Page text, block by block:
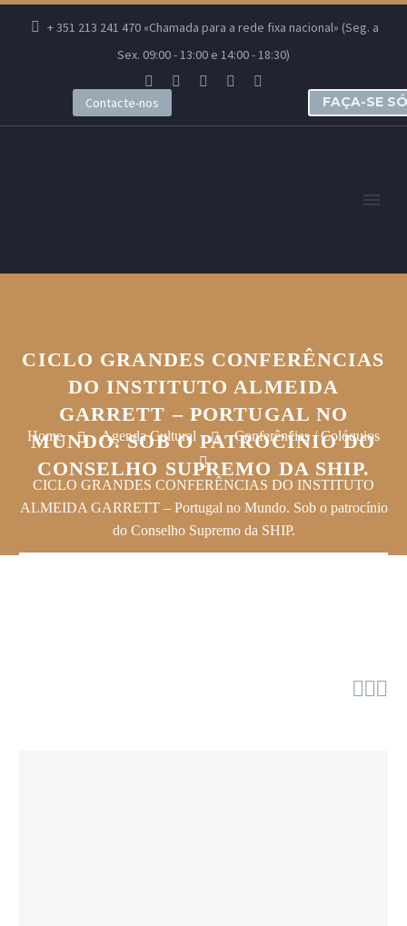
+ 351 213 241 470 «Chamada para a rede fixa nacional» (Seg. a
Sex. 09:00 - 13:00 e 14:00 - 18:30)
Contacte-nos FAÇA-SE
CICLO GRANDES CONFERÊNCIAS
DO INSTITUTO ALMEIDA
GARRETT – PORTUGAL NO
MUNDO. SOB O PATROCÍNIO DO
CONSELHO SUPREMO DA SHIP.
Home Agenda Cultural Conferências / Colóquios
CICLO GRANDES CONFERÊNCIAS DO INSTITUTO
ALMEIDA GARRETT – Portugal no Mundo. Sob o patrocínio
do Conselho Supremo da SHIP.
